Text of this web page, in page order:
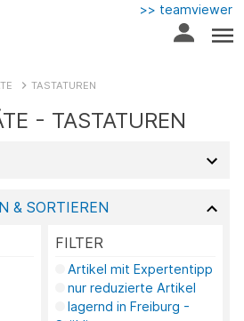
>> teamviewer
TASTATUREN
- TASTATUREN
& SORTIEREN
FILTER
Artikel mit Expertentipp
nur reduzierte Artikel
lagernd in Freiburg -